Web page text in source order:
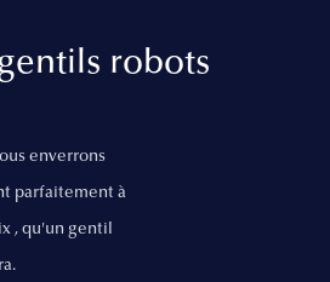
robots
enverrons
parfaitement à
, qu'un gentil